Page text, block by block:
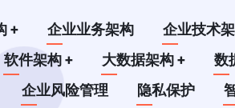
+ 企业业务架构 企业技术
软件架构+ 大数据架构+ 数
企业风险管理 隐私保护